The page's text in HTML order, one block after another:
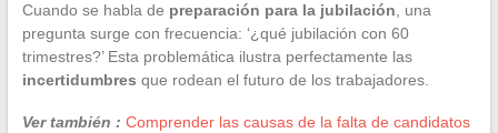
Cuando se habla de preparación para la jubilación, una
pregunta surge con frecuencia: ‘¿qué jubilación con 60
trimestres?’ Esta problemática ilustra perfectamente las
incertidumbres que rodean el futuro de los trabajadores.
Ver también : Comprender las causas de la falta de candidatos